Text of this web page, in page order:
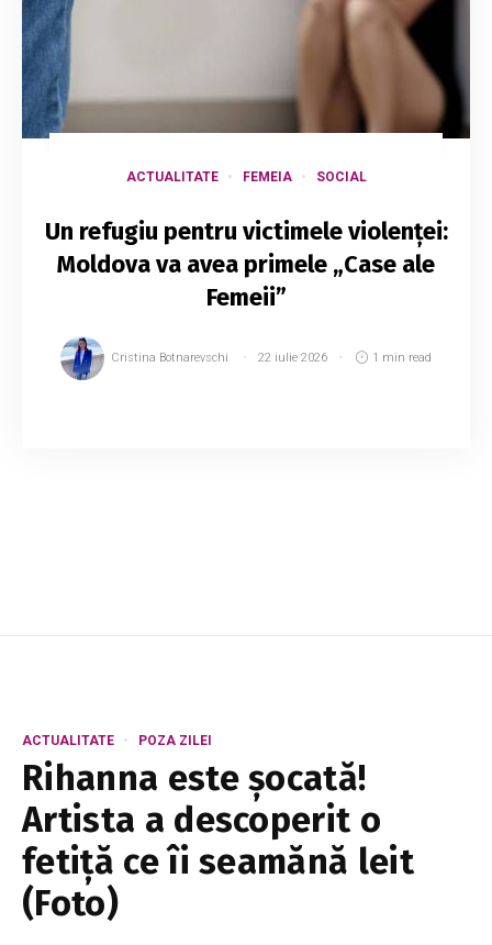
ACTUALITATE FEMEIA SOCIAL
Un refugiu pentru victimele violenței:
Moldova va avea primele „Case ale
Femeii”
Cristina Botnarevschi 22 iulie 2026 1 min read
ACTUALITATE POZA ZILEI
Rihanna este șocată!
Artista a descoperit o
fetiță ce îi seamănă leit
(Foto)